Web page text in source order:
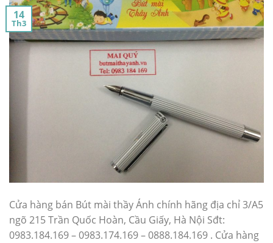
14
Th3
Cửa hàng bán Bút mài thầy Ánh chính hãng địa chỉ 3/A5
ngõ 215 Trần Quốc Hoàn, Cầu Giấy, Hà Nội Sđt:
0983.184.169 – 0983.174.169 – 0888.184.169 . Cửa hàng